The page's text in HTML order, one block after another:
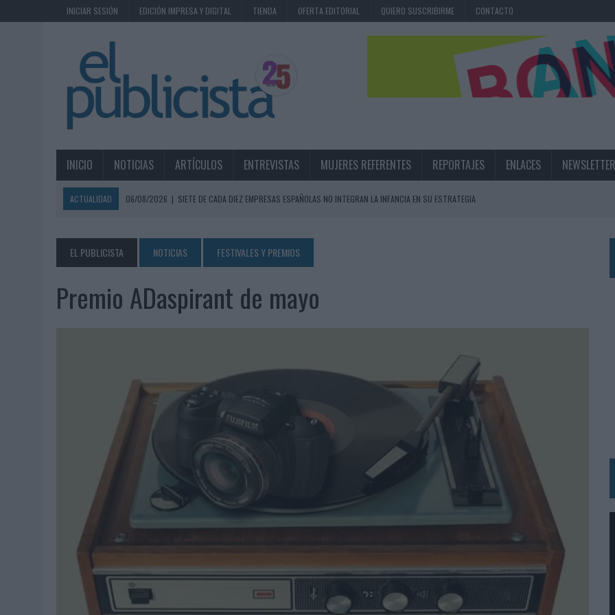
INICIAR SESIÓN EDICIÓN IMPRESA Y DIGITAL TIENDA OFERTA EDITORIAL QUIERO SUSCRIBIRME CONTACTO
INICIO NOTICIAS ARTÍCULOS ENTREVISTAS MUJERES REFERENTES REPORTAJES ENLACES NEWSLETTER
ACTUALIDAD 06/08/2026 | SIETE DE CADA DIEZ EMPRESAS ESPAÑOLAS NO INTEGRAN LA INFANCIA EN SU ESTRATEGIA
06/08/2026 | EL USO DE LA IA GENERATIVA ALCANZA YA AL 62% DE LOS ESPAÑOLES
06/08/2026
SYSTEM1 NOMBRA A KIMBERLY BASTONI COMO NUEVA DIRECTORA COMERCIAL GLOBAL
06/08/2026 |
FRIGO Y UNIQLO LANZAN UNA COLECCIÓN PERSONALIZABLE INSPIRADA EN CORNETTO, CALIPPO Y SOLERO
BEON WORLDWIDE LANZA RAÍZ URBANA PARA TRANSFORMAR EL PATRIMONIO HISTÓRICO EN ACTIVOS CULTURALES Y ECONÓMICOS
FABRA COMUNICACIÓN INCORPORA A CASONÁ Y ASUME LA GESTIÓN DE SUS RELACIONES CON LOS MEDIOS
LOPESAN HOTELS & RESORTS ACERCA EL PARAÍSO CANARIO EN SU ÚLTIMA CAMPAÑA INTERNACIONAL
|
LUIS ARQUILLOS (BURGO DE ARIAS): “LA CONSTRUCCIÓN DE MARCA A LARGO PLAZO Y LA MEDICIÓN SON DOS CARAS DE LA MISMA
04/08/2026
‘EL PARAÍSO MÁS CERCA’, DE 22GRADOS PARA LOPESAN HOTELS & RESORTS
04/08/2026
‘LA ÚNICA CERVEZA DEL MUNDO QUE SE DISFRUTA DOS VECES’, DE INUSUALY PARA CERVEZA CAPAZ
04/08/2026
‘EL FÚTBOL SIN LAS PERSONAS’, DE DENTSU CREATIVE PARA ORANGE
04/08/2026
|
04/08/2026
04/08/2026 | AUDIBLE REIVINDICA EL PODER TRANSFORMADOR DEL AUDIO EN SU NUEVA CAMPAÑA GLOBAL DE MARCA
03/08/2026 | ‘VUELVE EL FÚTBOL. VUELVE A SOÑAR’, DE VML PARA MOVISTAR
EL PUBLICISTA NOTICIAS FESTIVALES Y PREMIOS
Premio ADaspirant de mayo